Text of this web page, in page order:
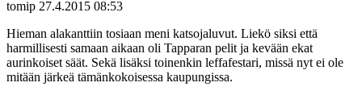
tomip 27.4.2015 08:53
Hieman alakanttiin tosiaan meni katsojaluvut. Liekö siksi että
harmillisesti samaan aikaan oli Tapparan pelit ja kevään ekat
aurinkoiset säät. Sekä lisäksi toinenkin leffafestari, missä nyt ei ole
mitään järkeä tämänkokoisessa kaupungissa.